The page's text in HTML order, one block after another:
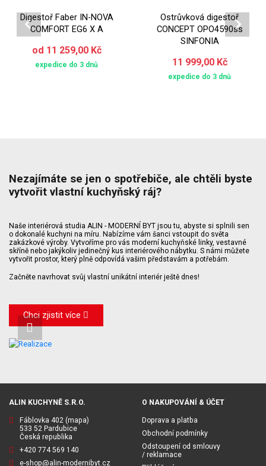
Digestoř Faber IN-NOVA
COMFORT EG6 X A
od 11 259,00 Kč
expedice do 3 dnů
Ostrůvková digestoř
CONCEPT OPO4590ss
SINFONIA
11 999,00 Kč
expedice do 3 dnů
Nezajímáte se jen o spotřebiče, ale chtěli byste
vytvořit vlastní kuchyňský ráj?
Naše interiérová studia ALIN - MODERNÍ BYT jsou tu, abyste si splnili sen
o dokonalé kuchyni na míru. Nabízíme vám šanci vstoupit do světa
zakázkové výroby. Vytvoříme pro vás moderní kuchyňské linky, vestavné
skříně nebo jakýkoliv jedinečný kus interiérového nábytku. S námi můžete
vytvořit prostor, který plně odpovídá vašim představám a potřebám.
Začněte navrhovat svůj vlastní unikátní interiér ještě dnes!
Chci zjistit více
ALIN KUCHYNĚ S.R.O.
Fáblovka 402 (mapa)
533 52 Pardubice
Česká republika
+420 774 569 140
e-shop@alin-modernibyt.cz
O NAKUPOVÁNÍ & ÚČET
Doprava a platba
Obchodní podmínky
Odstoupení od smlouvy
/ reklamace